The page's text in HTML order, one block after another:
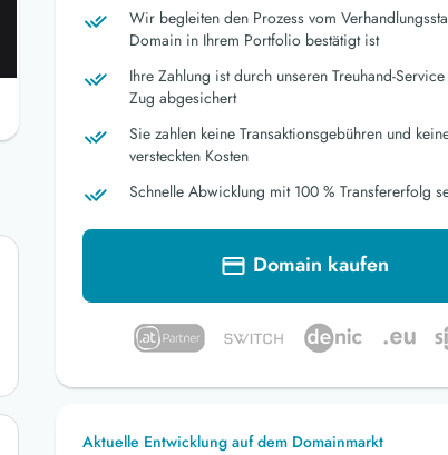
Wir begleiten den Prozess vom
Domain in Ihrem Portfolio bestätigt ist
Ihre Zahlung ist durch unseren Treuhand-
Zug abgesichert
Sie zahlen keine Transaktionsgebühren und
versteckten Kosten
Schnelle Abwicklung mit 100 % Transfererfolg
Domain kaufen
Aktuelle Entwicklung auf dem Domainmarkt